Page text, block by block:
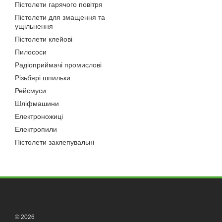
При виборі стрічкової
Пістолети гарячого повітря
Пістолети для змащення та
ущільнення
Пістолети клейові
Пилососи
Радіоприймачі промислові
Різьбярі шпильки
Рейсмуси
Шліфмашини
Електроножиці
Електропили
Пістолети заклепувальні
© 2026